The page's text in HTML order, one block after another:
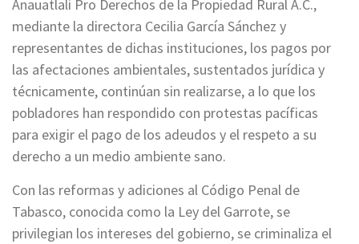
Anauatlali Pro Derechos de la Propiedad Rural A.C.,
mediante la directora Cecilia García Sánchez y
representantes de dichas instituciones, los pagos por
las afectaciones ambientales, sustentados jurídica y
técnicamente, continúan sin realizarse, a lo que los
pobladores han respondido con protestas pacíficas
para exigir el pago de los adeudos y el respeto a su
derecho a un medio ambiente sano.
Con las reformas y adiciones al Código Penal de
Tabasco, conocida como la Ley del Garrote, se
privilegian los intereses del gobierno, se criminaliza el